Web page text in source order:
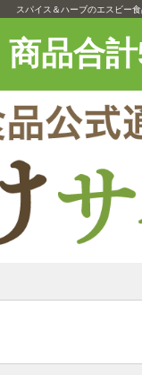
スパイス＆ハーブのエスビー
商品合